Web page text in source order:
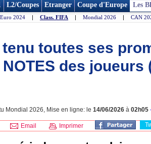
L2/Coupes Etranger Coupe d'Europe Les
Euro 2024 | Class. FIFA | Mondial 2026 | CAN
toutes ses
des joueurs
Mondial 2026, Mise en ligne: le 14/06/2026 à 02h05
Email Imprimer